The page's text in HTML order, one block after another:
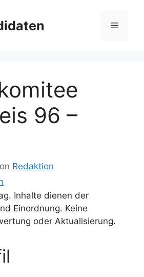
Menü
96 –
Redaktion
Inhalte dienen der
Einordnung. Keine
oder Aktualisierung.